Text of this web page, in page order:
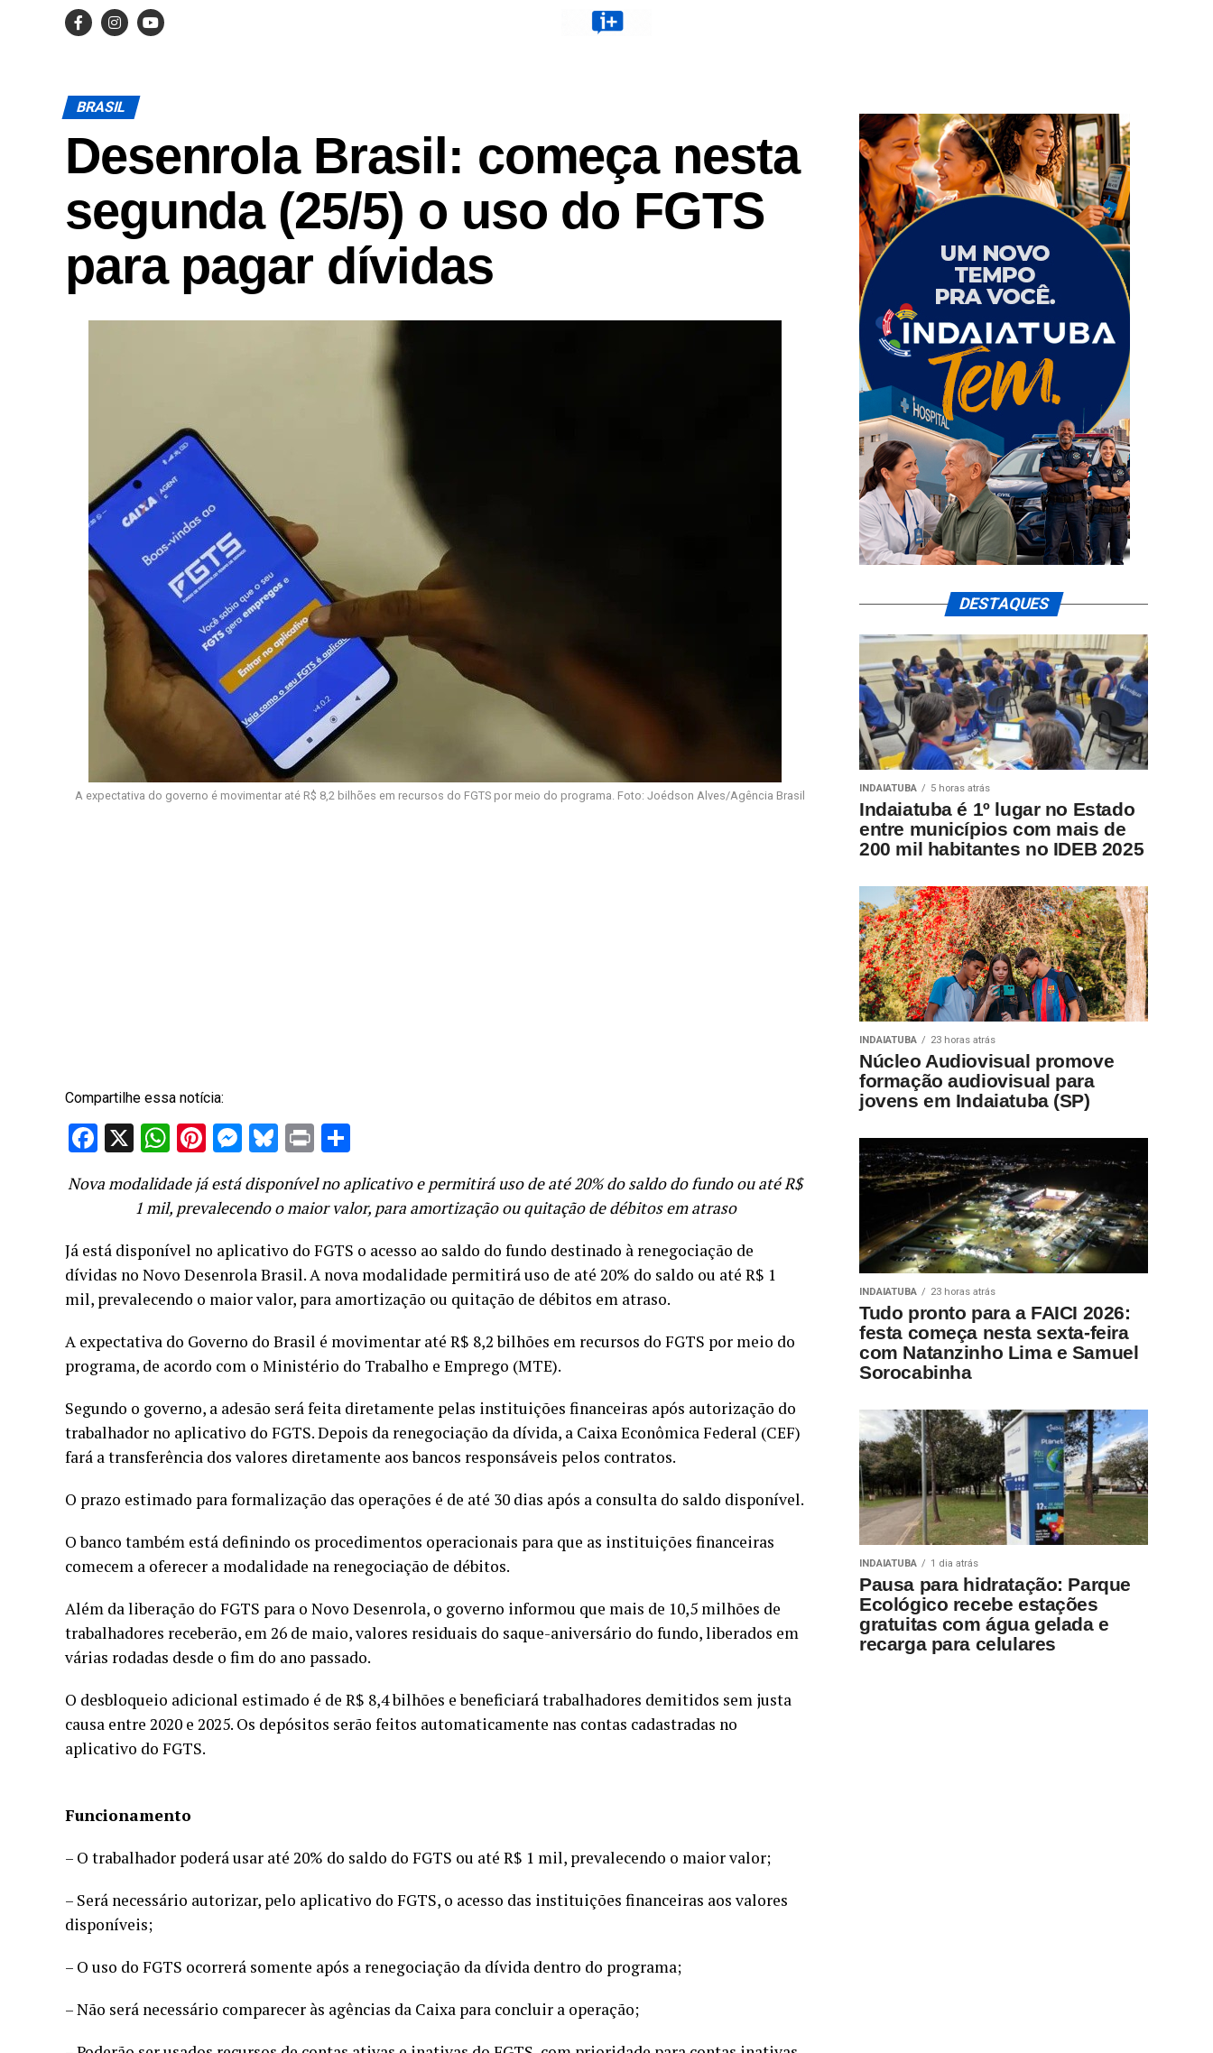
BRASIL
Desenrola Brasil: começa nesta
segunda (25/5) o uso do FGTS
para pagar dívidas
A expectativa do governo é movimentar até R$ 8,2 bilhões em recursos do FGTS por meio do programa. Foto: Joédson Alves/Agência Brasil
Compartilhe essa notícia:
Facebook
X WhatsApp
Pinterest
Messenger
Bluesky
Print
Nova modalidade já está disponível no aplicativo e permitirá uso de até 20% do saldo do fundo ou até R$
1 mil, prevalecendo o maior valor, para amortização ou quitação de débitos em atraso
Já está disponível no aplicativo do FGTS o acesso ao saldo do fundo destinado à renegociação de
dívidas no Novo Desenrola Brasil. A nova modalidade permitirá uso de até 20% do saldo ou até R$ 1
mil, prevalecendo o maior valor, para amortização ou quitação de débitos em atraso.
A expectativa do Governo do Brasil é movimentar até R$ 8,2 bilhões em recursos do FGTS por meio do
programa, de acordo com o Ministério do Trabalho e Emprego (MTE).
Segundo o governo, a adesão será feita diretamente pelas instituições financeiras após autorização do
trabalhador no aplicativo do FGTS. Depois da renegociação da dívida, a Caixa Econômica Federal (CEF)
fará a transferência dos valores diretamente aos bancos responsáveis pelos contratos.
O prazo estimado para formalização das operações é de até 30 dias após a consulta do saldo disponível.
O banco também está definindo os procedimentos operacionais para que as instituições financeiras
comecem a oferecer a modalidade na renegociação de débitos.
Além da liberação do FGTS para o Novo Desenrola, o governo informou que mais de 10,5 milhões de
trabalhadores receberão, em 26 de maio, valores residuais do saque-aniversário do fundo, liberados em
várias rodadas desde o fim do ano passado.
O desbloqueio adicional estimado é de R$ 8,4 bilhões e beneficiará trabalhadores demitidos sem justa
causa entre 2020 e 2025. Os depósitos serão feitos automaticamente nas contas cadastradas no
aplicativo do FGTS.
Funcionamento
– O trabalhador poderá usar até 20% do saldo do FGTS ou até R$ 1 mil, prevalecendo o maior valor;
– Será necessário autorizar, pelo aplicativo do FGTS, o acesso das instituições financeiras aos valores
disponíveis;
– O uso do FGTS ocorrerá somente após a renegociação da dívida dentro do programa;
– Não será necessário comparecer às agências da Caixa para concluir a operação;
DESTAQUES
INDAIATUBA 5 horas atrás
Indaiatuba é 1º lugar no Estado
entre municípios com mais de
200 mil habitantes no IDEB 2025
INDAIATUBA 23 horas atrás
Núcleo Audiovisual promove
formação audiovisual para
jovens em Indaiatuba (SP)
INDAIATUBA 23 horas atrás
Tudo pronto para a FAICI 2026:
festa começa nesta sexta-feira
com Natanzinho Lima e Samuel
Sorocabinha
INDAIATUBA 1 dia atrás
Pausa para hidratação: Parque
Ecológico recebe estações
gratuitas com água gelada e
recarga para celulares